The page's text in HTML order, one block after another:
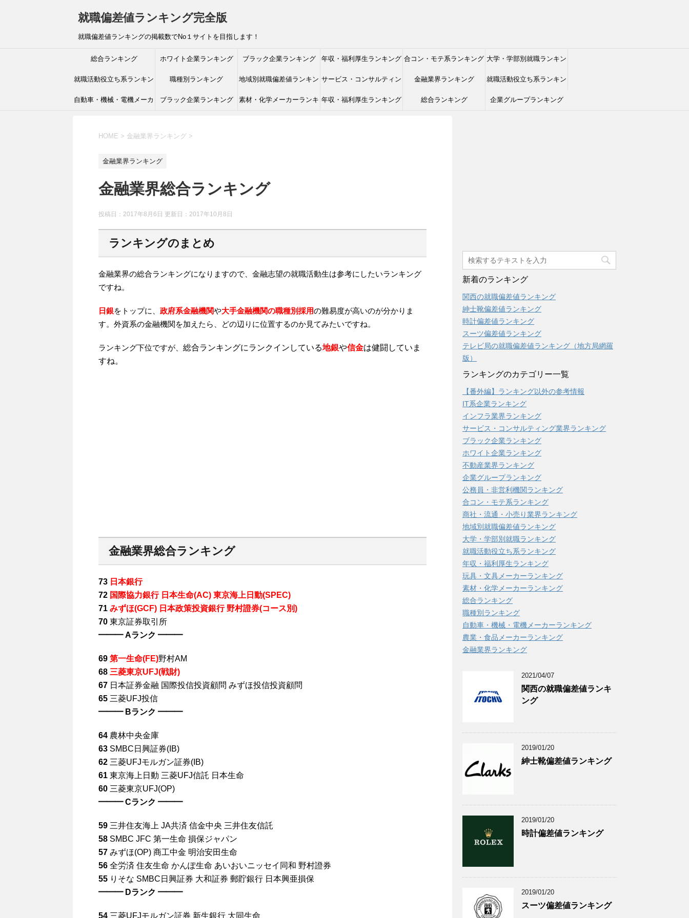
就職偏差値ランキング完全版
就職偏差値ランキングの掲載数でNo１サイトを目指します！
総合ランキング ホワイト企業ランキング ブラック企業ランキング 年収・福利厚生ランキング 合コン・モテ系ランキング 大学・学部別就職ランキン
グ
就職活動役立ち系ランキン
グ
職種別ランキング 地域別就職偏差値ランキン
グ
サービス・コンサルティン
グ業界ランキング
金融業界ランキング 就職活動役立ち系ランキン
グ
自動車・機械・電機メーカ ブラック企業ランキング 素材・化学メーカーランキ 年収・福利厚生ランキング 総合ランキング 企業グループランキング
HOME > 金融業界ランキング >
金融業界ランキング
金融業界総合ランキング
投稿日：2017年8月6日 更新日： 2017年10月8日
ランキングのまとめ
金融業界の総合ランキングになりますので、金融志望の就職活動生は参考にしたいランキング
ですね。
日銀をトップに、 政府系金融機関や大手金融機関の職種別採用の難易度が高いのが分かりま
す。外資系の金融機関を加えたら、どの辺りに位置するのか見てみたいですね。
ランキング下位ですが、 総合ランキングにランクインしている地銀や信金は健闘していま
すね。
金融業界総合ランキング
73 日本銀行
72 国際協力銀行 日本生命(AC) 東京海上日動(SPEC)
71 みずほ(GCF) 日本政策投資銀行 野村證券(コース別)
70 東京証券取引所
━━━ Aランク ━━━
69 第一生命(FE)野村AM
68 三菱東京UFJ(戦財)
67 日本証券金融 国際投信投資顧問 みずほ投信投資顧問
65 三菱UFJ投信
━━━ Bランク ━━━
64 農林中央金庫
63 SMBC日興証券(IB)
62 三菱UFJモルガン証券(IB)
61 東京海上日動 三菱UFJ信託 日本生命
60 三菱東京UFJ(OP)
━━━ Cランク ━━━
59 三井住友海上 JA共済 信金中央 三井住友信託
58 SMBC JFC 第一生命 損保ジャパン
57 みずほ(OP) 商工中金 明治安田生命
56 全労済 住友生命 かんぽ生命 あいおいニッセイ同和 野村證券
55 りそな SMBC日興証券 大和証券 郵貯銀行 日本興亜損保
━━━ Dランク ━━━
54 三菱UFJモルガン証券 新生銀行 大同生命
新着のランキング
関西の就職偏差値ランキング
紳士靴偏差値ランキング
時計偏差値ランキング
スーツ偏差値ランキング
テレビ局の就職偏差値ランキング（地方局網羅
版）
ランキングのカテゴリー一覧
【番外編】ランキング以外の参考情報
IT系企業ランキング
インフラ業界ランキング
サービス・コンサルティング業界ランキング
ブラック企業ランキング
ホワイト企業ランキング
不動産業界ランキング
企業グループランキング
公務員・非営利機関ランキング
合コン・モテ系ランキング
商社・流通・小売り業界ランキング
地域別就職偏差値ランキング
大学・学部別就職ランキング
就職活動役立ち系ランキング
年収・福利厚生ランキング
玩具・文具メーカーランキング
素材・化学メーカーランキング
総合ランキング
職種別ランキング
自動車・機械・電機メーカーランキング
農業・食品メーカーランキング
金融業界ランキング
2021/04/07
関西の就職偏差値ランキ
ング
2019/01/20
紳士靴偏差値ランキング
2019/01/20
時計偏差値ランキング
2019/01/20
スーツ偏差値ランキング